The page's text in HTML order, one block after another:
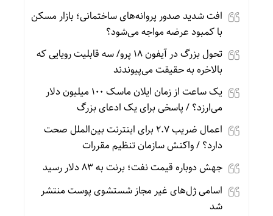
افت شدید صدور پروانه‌های ساختمانی؛ بازار مسکن
با کمبود عرضه مواجه می‌شود؟
تحول بزرگ در آیفون ۱۸ پرو/ سه قابلیت رویایی که
بالاخره به حقیقت می‌پیوندند
یک ساعت از زمان ایلان ماسک ۱۰۰ میلیون دلار
می‌ارزد؟ / پاسخی برای یک ادعای بزرگ
اعمال ضریب ۲.۷ برای اینترنت بین‌الملل صحت
دارد؟ / واکنش سازمان تنظیم مقررات
جهش دوباره قیمت نفت؛ برنت به ۸۳ دلار رسید
اسامی ژل‌های غیر مجاز شستشوی پوست منتشر
شد